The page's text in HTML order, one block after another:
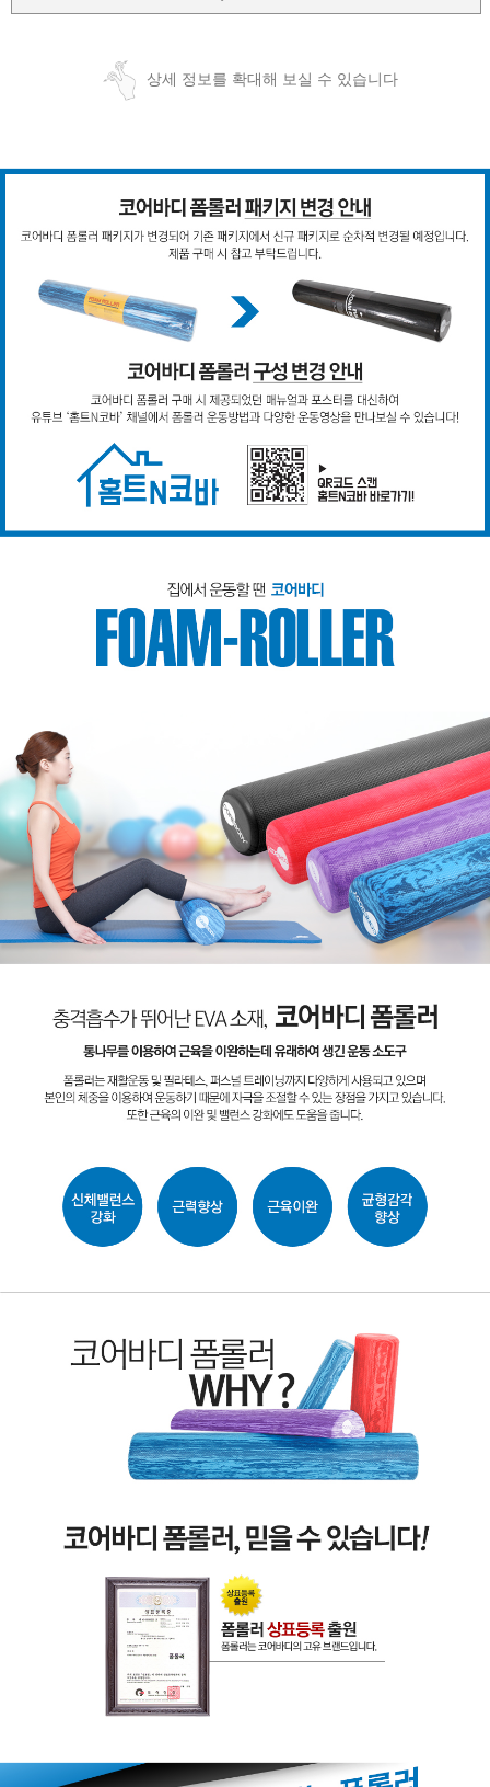
상세 정보를 확대해 보실 수 있습니다